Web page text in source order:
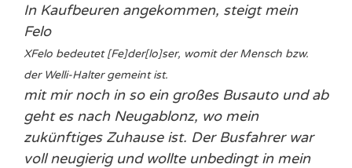
In Kaufbeuren angekommen, steigt mein
Felo
XFelo bedeutet [Fe]der[lo]ser, womit der Mensch bzw.
der Welli-Halter gemeint ist.
mit mir noch in so ein großes Busauto und ab
geht es nach Neugablonz, wo mein
zukünftiges Zuhause ist. Der Busfahrer war
voll neugierig und wollte unbedingt in mein